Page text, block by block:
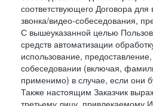
соответствующего Договора
звонка/видео-собеседования,
С вышеуказанной целью
средств автоматизации
использование,
собеседовании (включая,
применимо) в случае, если они
Также настоящим Заказчик
третьему лицу, привлекаемому